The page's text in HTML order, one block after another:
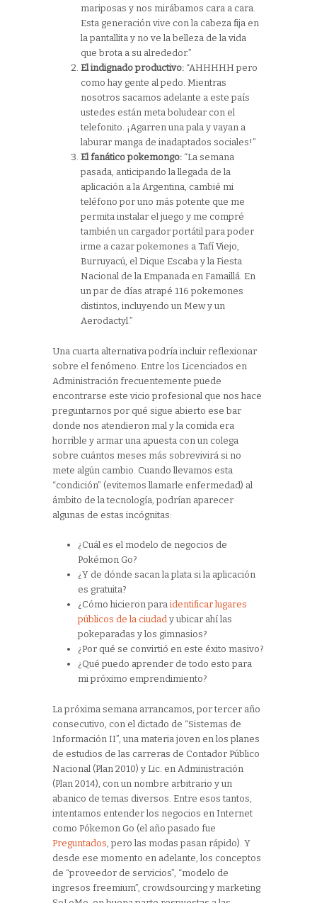
mariposas y nos mirábamos cara a cara.
Esta generación vive con la cabeza fija en
la pantallita y no ve la belleza de la vida
que brota a su alrededor.”
El indignado productivo: “AHHHHH pero
como hay gente al pedo. Mientras
nosotros sacamos adelante a este país
ustedes están meta boludear con el
telefonito. ¡Agarren una pala y vayan a
laburar manga de inadaptados sociales!”
El fanático pokemongo: “La semana
pasada, anticipando la llegada de la
aplicación a la Argentina, cambié mi
teléfono por uno más potente que me
permita instalar el juego y me compré
también un cargador portátil para poder
irme a cazar pokemones a Tafí Viejo,
Burruyacú, el Dique Escaba y la Fiesta
Nacional de la Empanada en Famaillá. En
un par de días atrapé 116 pokemones
distintos, incluyendo un Mew y un
Aerodactyl.”
Una cuarta alternativa podría incluir reflexionar
sobre el fenómeno. Entre los Licenciados en
Administración frecuentemente puede
encontrarse este vicio profesional que nos hace
preguntarnos por qué sigue abierto ese bar
donde nos atendieron mal y la comida era
horrible y armar una apuesta con un colega
sobre cuántos meses más sobrevivirá si no
mete algún cambio. Cuando llevamos esta
“condición” (evitemos llamarle enfermedad) al
ámbito de la tecnología, podrían aparecer
algunas de estas incógnitas:
¿Cuál es el modelo de negocios de
Pokémon Go?
¿Y de dónde sacan la plata si la aplicación
es gratuita?
¿Cómo hicieron paraidentificar lugares
públicos de la ciudad y ubicar ahí las
pokeparadas y los gimnasios?
¿Por qué se convirtió en este éxito masivo?
¿Qué puedo aprender de todo esto para
mi próximo emprendimiento?
La próxima semana arrancamos, por tercer año
consecutivo, con el dictado de “Sistemas de
Información II”, una materia joven en los planes
de estudios de las carreras de Contador Público
Nacional (Plan 2010) y Lic. en Administración
(Plan 2014), con un nombre arbitrario y un
abanico de temas diversos. Entre esos tantos,
intentamos entender los negocios en Internet
como Pókemon Go (el año pasado fue
Preguntados, pero las modas pasan rápido). Y
desde ese momento en adelante, los conceptos
de “proveedor de servicios”, “modelo de
ingresos freemium”, crowdsourcing y marketing